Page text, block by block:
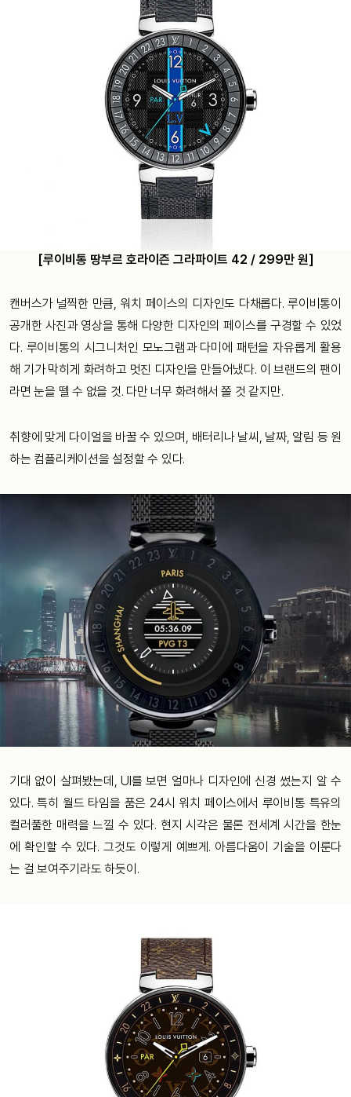
[루이비통 땅부르 호라이즌 그라파이트 42 / 299만 원]
캔버스가 널찍한 만큼, 워치 페이스의 디자인도 다채롭다. 루이비통이
공개한 사진과 영상을 통해 다양한 디자인의 페이스를 구경할 수 있었
다. 루이비통의 시그니처인 모노그램과 다미에 패턴을 자유롭게 활용
해 기가 막히게 화려하고 멋진 디자인을 만들어냈다. 이 브랜드의 팬이
라면 눈을 뗄 수 없을 것. 다만 너무 화려해서 쫄 것 같지만.
취향에 맞게 다이얼을 바꿀 수 있으며, 배터리나 날씨, 날짜, 알림 등 원
하는 컴플리케이션을 설정할 수 있다.
기대 없이 살펴봤는데, UI를 보면 얼마나 디자인에 신경 썼는지 알 수
있다. 특히 월드 타임을 품은 24시 워치 페이스에서 루이비통 특유의
컬러풀한 매력을 느낄 수 있다. 현지 시각은 물론 전세계 시간을 한눈
에 확인할 수 있다. 그것도 이렇게 예쁘게. 아름다움이 기술을 이룬다
는 걸 보여주기라도 하듯이.